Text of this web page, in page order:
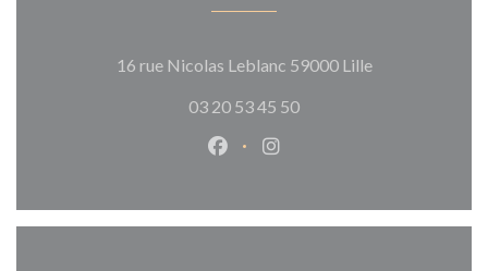
16 rue Nicolas Leblanc 59000 Lille((opent in een
03 20 53 45 50
Facebook ((opent in een nieuw
Instagram ((opent in een